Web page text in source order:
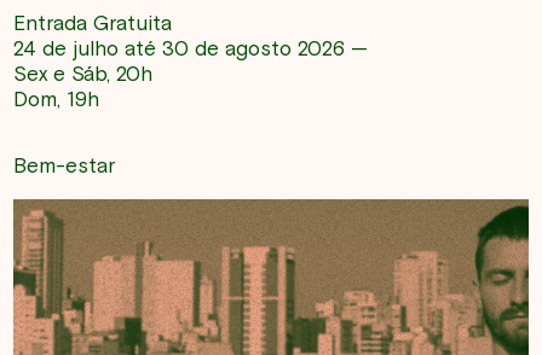
Entrada Gratuita
24 de julho até 30 de agosto 2026 —
Sex e Sáb, 20h
Dom, 19h
Bem-estar